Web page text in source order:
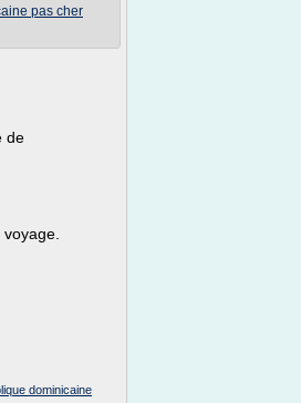
pas cher
de
dominicaine